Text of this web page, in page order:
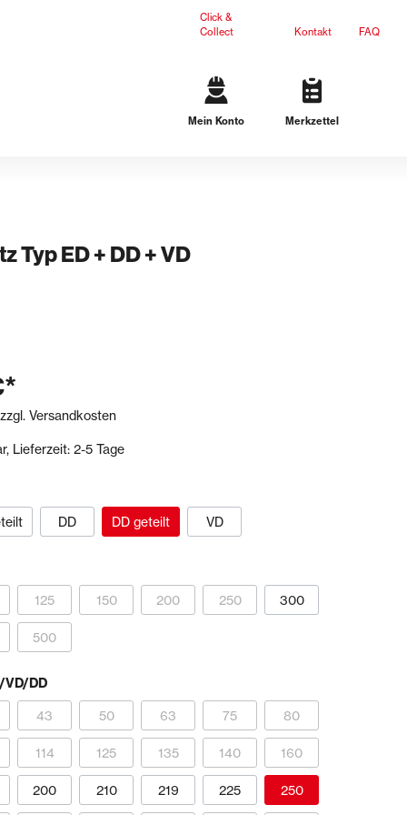
Click &
Collect
Kontakt FAQ
Stufen
Ergänzungsprodukte
Kartuschenpressen
Reinigungsmittel
Veranstaltungen & Karten
Mein Konto Merkzettel
Typ ED + DD + VD
Versandkosten
Lieferzeit: 2-5 Tage
DD DD geteilt VD
125 150 200 250 300
500
VD/DD
43 50 63 75 80
114 125 135 140 160
200 210 219 225 250